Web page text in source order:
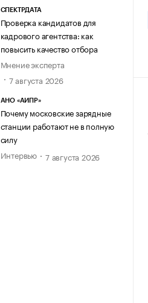
СПЕКТРДАТА
Проверка кандидатов для
кадрового агентства: как
повысить качество отбора
Мнение эксперта
7 августа 2026
АНО «АИПР»
Почему московские зарядные
станции работают не в полную
силу
Интервью
7 августа 2026